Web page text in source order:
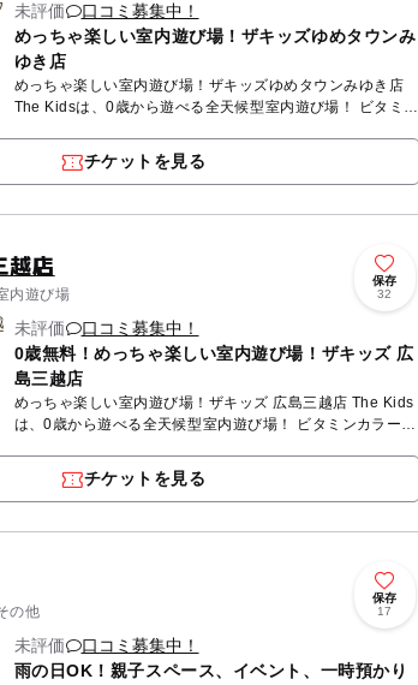
未評価
口コミ募集中！
めっちゃ楽しい室内遊び場！ザキッズゆめタウンみ
ゆき店
めっちゃ楽しい室内遊び場！ザキッズゆめタウンみゆき店
The Kidsは、0歳から遊べる全天候型室内遊び場！ ビタミン
チケットを見る
越店
内遊び場
保存
32
未評価
口コミ募集中！
0歳無料！めっちゃ楽しい室内遊び場！ザキッズ 広
島三越店
めっちゃ楽しい室内遊び場！ザキッズ 広島三越店 The Kids
は、0歳から遊べる全天候型室内遊び場！ ビタミンカラーで
チケットを見る
の他
保存
17
未評価
口コミ募集中！
雨の日OK！親子スペース、イベント、一時預かり